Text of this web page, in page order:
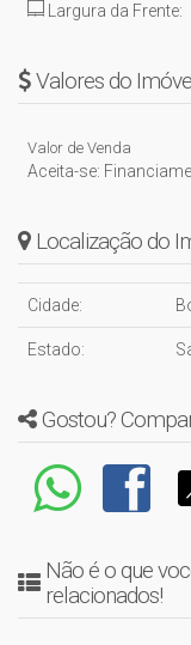
Largura da Frente:
Valores do
Valor de Venda
Aceita-se:
Localização do
Cidade:
Estado:
Gostou?
Não é o que
relacionados!